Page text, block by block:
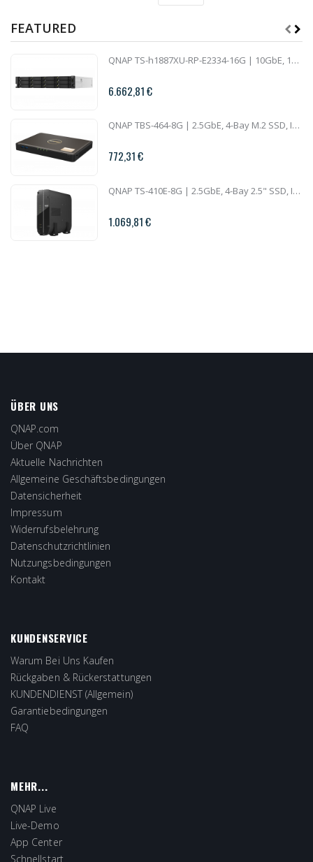
FEATURED
QNAP TS-h1887XU-RP-E2334-16G | 10GbE, 18-Bay, ZFS, Intel Xeon CPU, 16GB RAM, PCIe Slots, Redundant Power, 2U Rackmount
6.662,81 €
QNAP TBS-464-8G | 2.5GbE, 4-Bay M.2 SSD, Intel CPU, 8GB RAM, HDMI 2.0, Set-Top Multimedia NAS
772,31 €
QNAP TS-410E-8G | 2.5GbE, 4-Bay 2.5" SSD, Intel CPU, 8GB RAM, Silent NAS
1.069,81 €
ÜBER UNS
QNAP.com
Über QNAP
Aktuelle Nachrichten
Allgemeine Geschäftsbedingungen
Datensicherheit
Impressum
Widerrufsbelehrung
Datenschutzrichtlinien
Nutzungsbedingungen
Kontakt
KUNDENSERVICE
Warum Bei Uns Kaufen
Rückgaben & Rückerstattungen
KUNDENDIENST (Allgemein)
Garantiebedingungen
FAQ
MEHR...
QNAP Live
Live-Demo
App Center
Schnellstart